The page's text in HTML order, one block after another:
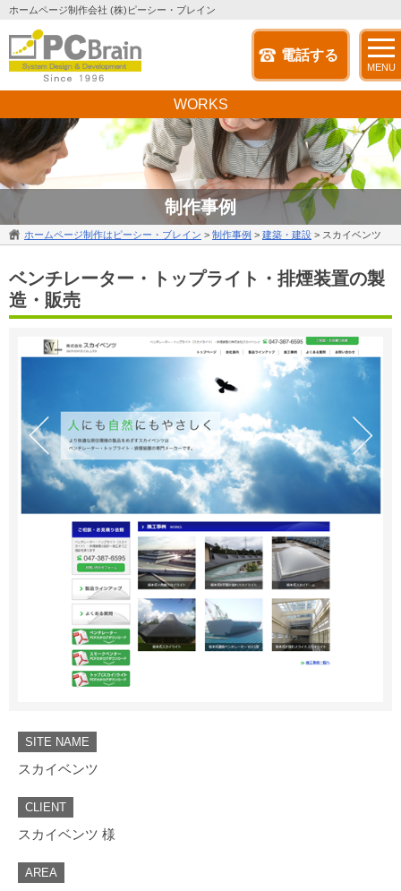
ホームページ制作会社 (株)ピーシー・ブレイン
電話する
MENU
制作事例
WORKS
ホームページ制作はピーシー・ブレイン > 制作事例 > 建築・建設 > スカイベンツ
ベンチレーター・トップライト・排煙装置の製
造・販売
SITE NAME
スカイベンツ
CLIENT
スカイベンツ 様
AREA